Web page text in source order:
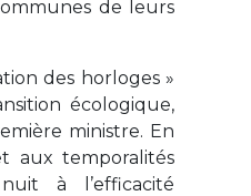
de leurs
des horloges »
écologique,
ministre. En
aux temporalités
nuit à l’efficacité